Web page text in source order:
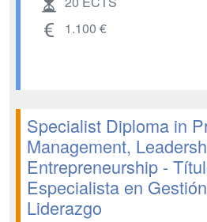
1.100 €
Specialist Diploma in
Management,
Entrepreneurship -
Especialista en
Liderazgo